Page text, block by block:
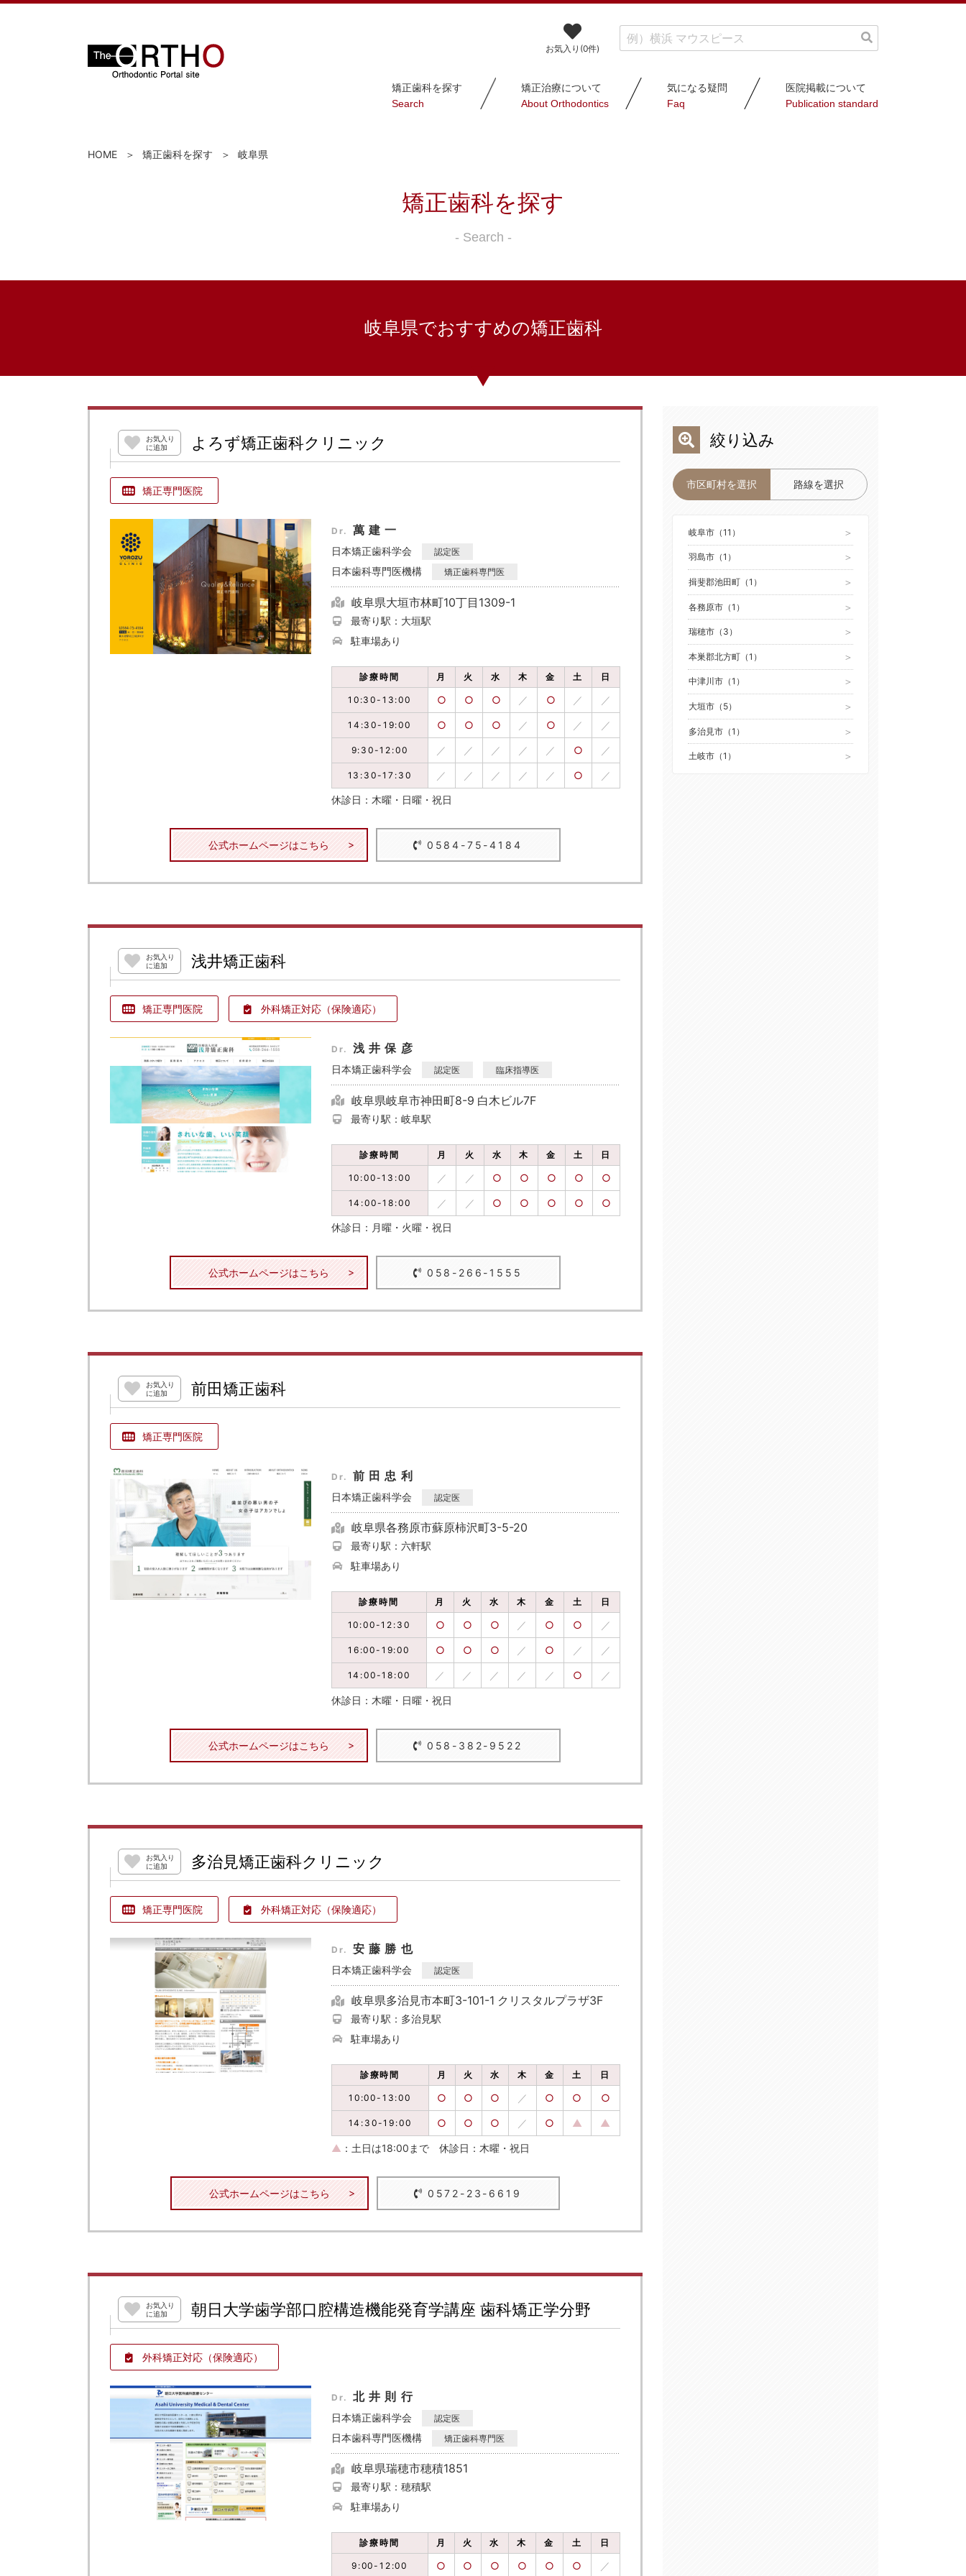
お気入り(0件)
矯正歯科を探す
Search
矯正治療について
About Orthodontics
気になる疑問
Faq
医院掲載について
Publication standard
HOME 矯正歯科を探す 岐阜県
矯正歯科を探す
- Search -
岐阜県でおすすめの矯正歯科
お気入り
に追加
よろず矯正歯科クリニック
矯正専門医院
Dr. 萬建一
日本矯正歯科学会 認定医
日本歯科専門医機構 矯正歯科専門医
岐阜県大垣市林町10丁目1309-1
最寄り駅：大垣駅
駐車場あり
診療時間 月 火 水 木 金 土 日
10:30-13:00 ○ ○ ○ ／ ○ ／ ／
14:30-19:00 ○ ○ ○ ／ ○ ／ ／
9:30-12:00 ／ ／ ／ ／ ／ ○ ／
13:30-17:30 ／ ／ ／ ／ ／ ○ ／
休診日：木曜・日曜・祝日
公式ホームページはこちら 0584-75-4184
お気入り
に追加
浅井矯正歯科
矯正専門医院 外科矯正対応（保険適応）
Dr. 浅井保彦
日本矯正歯科学会 認定医 臨床指導医
岐阜県岐阜市神田町8-9 白木ビル7F
最寄り駅：岐阜駅
診療時間 月 火 水 木 金 土 日
10:00-13:00 ／ ／ ○ ○ ○ ○ ○
14:00-18:00 ／ ／ ○ ○ ○ ○ ○
休診日：月曜・火曜・祝日
公式ホームページはこちら 058-266-1555
お気入り
に追加
前田矯正歯科
矯正専門医院
Dr. 前田忠利
日本矯正歯科学会 認定医
岐阜県各務原市蘇原柿沢町3-5-20
最寄り駅：六軒駅
駐車場あり
診療時間 月 火 水 木 金 土 日
10:00-12:30 ○ ○ ○ ／ ○ ○ ／
16:00-19:00 ○ ○ ○ ／ ○ ／ ／
14:00-18:00 ／ ／ ／ ／ ／ ○ ／
休診日：木曜・日曜・祝日
公式ホームページはこちら 058-382-9522
お気入り
に追加
多治見矯正歯科クリニック
矯正専門医院 外科矯正対応（保険適応）
Dr. 安藤勝也
日本矯正歯科学会 認定医
岐阜県多治見市本町3-101-1 クリスタルプラザ3F
最寄り駅：多治見駅
駐車場あり
診療時間 月 火 水 木 金 土 日
10:00-13:00 ○ ○ ○ ／ ○ ○ ○
14:30-19:00 ○ ○ ○ ／ ○ ▲ ▲
▲ ：土日は18:00まで 休診日：木曜・祝日
公式ホームページはこちら 0572-23-6619
お気入り
に追加
朝日大学歯学部口腔構造機能発育学講座 歯科矯正学分野
外科矯正対応（保険適応）
Dr. 北井則行
日本矯正歯科学会 認定医
日本歯科専門医機構 矯正歯科専門医
岐阜県瑞穂市穂積1851
最寄り駅：穂積駅
駐車場あり
診療時間 月 火 水 木 金 土 日
9:00-12:00 ○ ○ ○ ○ ○ ○ ／
絞り込み
市区町村を選択 路線を選択
岐阜市（11）
羽島市（1）
揖斐郡池田町（1）
各務原市（1）
瑞穂市（3）
本巣郡北方町（1）
中津川市（1）
大垣市（5）
多治見市（1）
土岐市（1）